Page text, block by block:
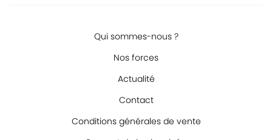
Qui sommes-nous ?
Nos forces
Actualité
Contact
Conditions générales de vente